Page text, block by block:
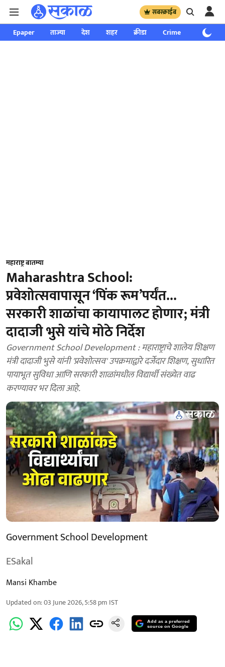
सबस्क्राईब
Epaper ताज्या देश शहर क्रीडा Crime साप्ताहिक
महाराष्ट्र बातम्या
Maharashtra School:
प्रवेशोत्सवापासून ‘पिंक रूम’पर्यंत...
सरकारी शाळांचा कायापालट होणार; मंत्री
दादाजी भुसे यांचे मोठे निर्देश
Government School Development : महाराष्ट्राचे शालेय शिक्षण
मंत्री दादाजी भुसे यांनी 'प्रवेशोत्सव' उपक्रमाद्वारे दर्जेदार शिक्षण, सुधारित
पायाभूत सुविधा आणि सरकारी शाळांमधील विद्यार्थी संख्येत वाढ
करण्यावर भर दिला आहे.
Government School Development
ESakal
Mansi Khambe
Updated on:03 June 2026, 5:58 pm IST
Add as a preferred
source on Google